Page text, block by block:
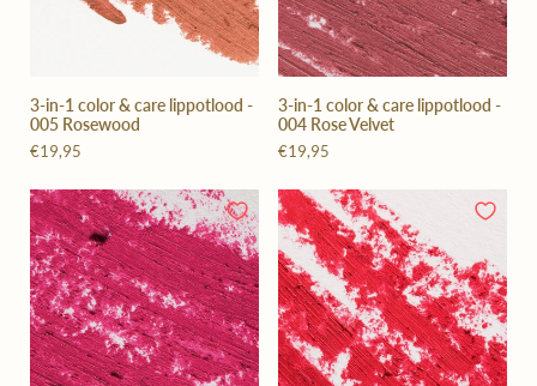
3-in-1 color & care lippotlood -
005 Rosewood
€19,95
3-in-1 color & care lippotlood -
004 Rose Velvet
€19,95